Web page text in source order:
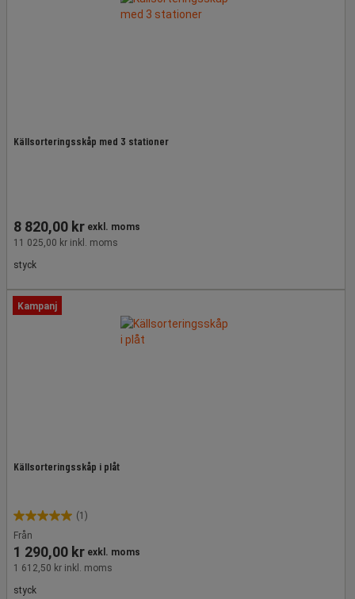
Källsorteringsskåp med 3 stationer
8 820,00 kr exkl. moms
11 025,00 kr inkl. moms
styck
Kampanj
Källsorteringsskåp i plåt
(1)
5.0
av
5
stjärnor.
1
Från
1 290,00 kr exkl. moms
1 612,50 kr inkl. moms
styck